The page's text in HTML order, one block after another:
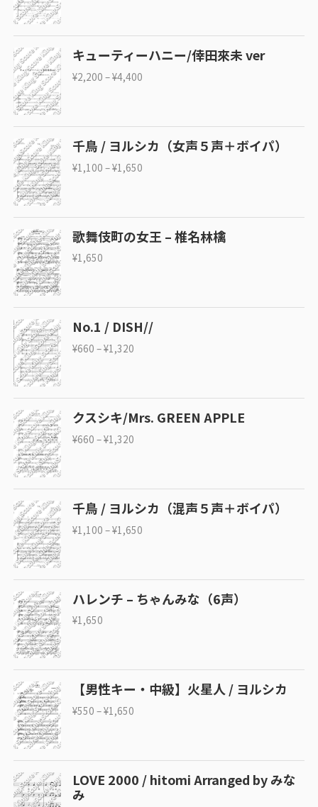
キューティーハニー/倖田來未 ver
¥2,200 –¥4,400
千鳥 / ヨルシカ（女声５声＋ボイパ）
¥1,100 –¥1,650
歌舞伎町の女王 – 椎名林檎
¥1,650
No.1 / DISH//
¥660 –¥1,320
クスシキ/Mrs. GREEN APPLE
¥660 –¥1,320
千鳥 / ヨルシカ（混声５声＋ボイパ）
¥1,100 –¥1,650
ハレンチ – ちゃんみな（6声）
¥1,650
【男性キー・中級】火星人 / ヨルシカ
¥550 –¥1,650
LOVE 2000 / hitomi Arranged by みな
み